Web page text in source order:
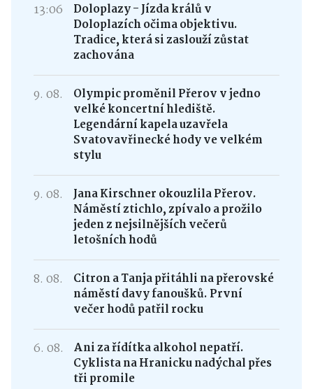
13:06
Doloplazy - Jízda králů v
Doloplazích očima objektivu.
Tradice, která si zaslouží zůstat
zachována
9. 08.
Olympic proměnil Přerov v jedno
velké koncertní hlediště.
Legendární kapela uzavřela
Svatovavřinecké hody ve velkém
stylu
9. 08.
Jana Kirschner okouzlila Přerov.
Náměstí ztichlo, zpívalo a prožilo
jeden z nejsilnějších večerů
letošních hodů
8. 08.
Citron a Tanja přitáhli na přerovské
náměstí davy fanoušků. První
večer hodů patřil rocku
6. 08.
Ani za řídítka alkohol nepatří.
Cyklista na Hranicku nadýchal přes
tři promile